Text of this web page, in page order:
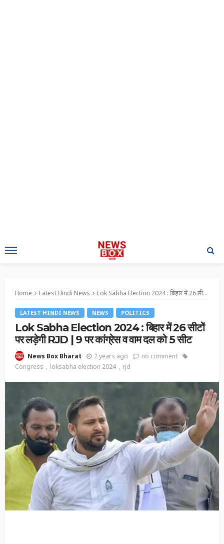
Home Latest Hindi News Lok Sabha Election 2024 : बिहार में 26 सीटों पर लड़ेगी RJD | 9 पर कांग्रेस व वाम दल को 5 सीट
LATEST HINDI NEWS NEWS POLITICS
Lok Sabha Election 2024 : बिहार में 26 सीटों
पर लड़ेगी RJD | 9 पर कांग्रेस व वाम दल को 5 सीट
News Box Bharat 2 years ago
no comment
Congress
loksabha election 2024 rjd